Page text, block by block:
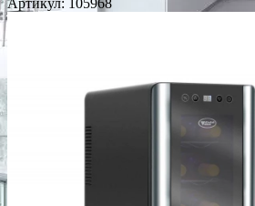
Артикул: 105968